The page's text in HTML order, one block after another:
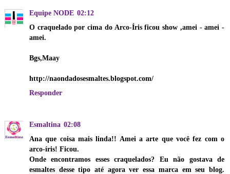
Equipe NODE 02:12
O craquelado por cima do Arco-Íris ficou show ,amei - amei -
amei.
Bgs,Maay
http://naondadosesmaltes.blogspot.com/
Responder
Esmaltina 02:08
Ana que coisa mais linda!! Amei a arte que você fez com o
arco-íris! Ficou.
Onde encontramos esses craquelados? Eu não gostava de
esmaltes desse tipo até agora ver essa marca em seu blog.